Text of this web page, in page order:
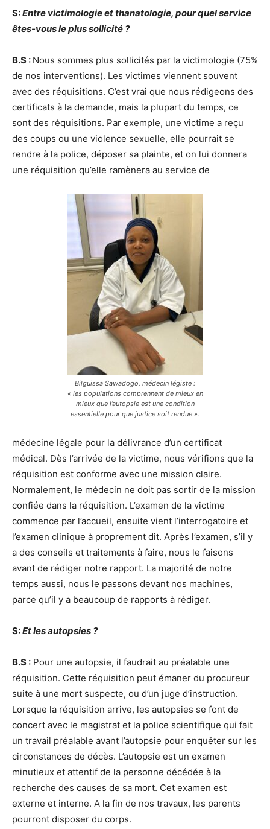
S:Entre victimologie et thanatologie, pour quel service
êtes-vous le plus sollicité ?
B.S : Nous sommes plus sollicités par la victimologie (75%
de nos interventions). Les victimes viennent souvent
avec des réquisitions. C’est vrai que nous rédigeons des
certificats à la demande, mais la plupart du temps, ce
sont des réquisitions. Par exemple, une victime a reçu
des coups ou une violence sexuelle, elle pourrait se
rendre à la police, déposer sa plainte, et on lui donnera
une réquisition qu’elle ramènera au service de
Bilguissa Sawadogo, médecin légiste :
« les populations comprennent de mieux en
mieux que l’autopsie est une condition
essentielle pour que justice soit rendue ».
médecine légale pour la délivrance d’un certificat
médical. Dès l’arrivée de la victime, nous vérifions que la
réquisition est conforme avec une mission claire.
Normalement, le médecin ne doit pas sortir de la mission
confiée dans la réquisition. L’examen de la victime
commence par l’accueil, ensuite vient l’interrogatoire et
l’examen clinique à proprement dit. Après l’examen, s’il y
a des conseils et traitements à faire, nous le faisons
avant de rédiger notre rapport. La majorité de notre
temps aussi, nous le passons devant nos machines,
parce qu’il y a beaucoup de rapports à rédiger.
S:Et les autopsies ?
B.S : Pour une autopsie, il faudrait au préalable une
réquisition. Cette réquisition peut émaner du procureur
suite à une mort suspecte, ou d’un juge d’instruction.
Lorsque la réquisition arrive, les autopsies se font de
concert avec le magistrat et la police scientifique qui fait
un travail préalable avant l’autopsie pour enquêter sur les
circonstances de décès. L’autopsie est un examen
minutieux et attentif de la personne décédée à la
recherche des causes de sa mort. Cet examen est
externe et interne. A la fin de nos travaux, les parents
pourront disposer du corps.